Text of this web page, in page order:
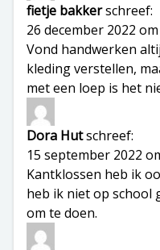
fietje bakkerschreef:
26 december 2022
Vond handwerken
kleding verstellen,
met een loep is het
Dora Hutschreef:
15 september 2022
Kantklossen heb ik
heb ik niet op school
om te doen.